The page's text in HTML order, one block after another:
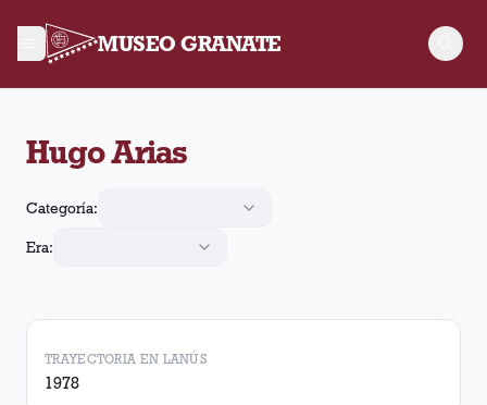
MUSEO GRANATE
Hugo Arias
Categoría:
Era:
TRAYECTORIA EN LANÚS
1978